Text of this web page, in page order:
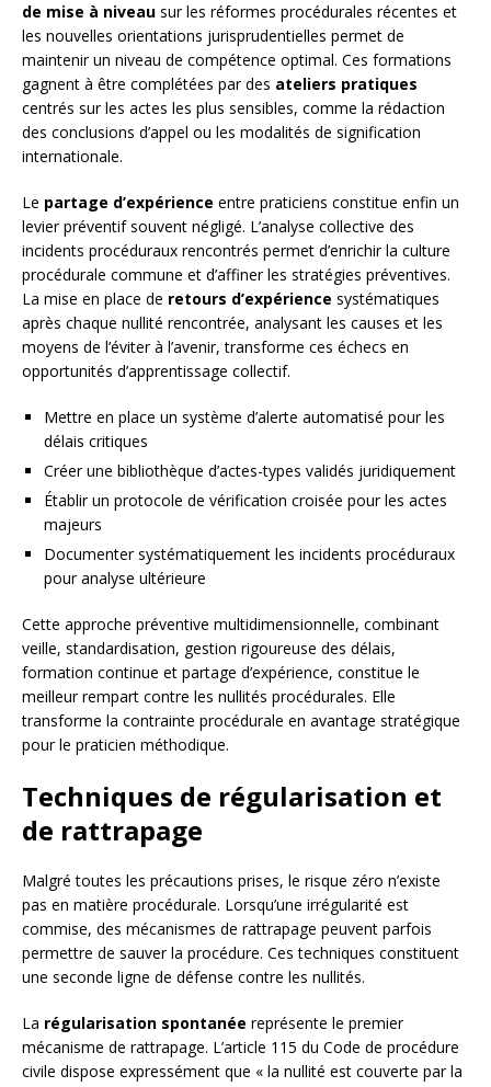
de mise à niveau sur les réformes procédurales récentes et
les nouvelles orientations jurisprudentielles permet de
maintenir un niveau de compétence optimal. Ces formations
gagnent à être complétées par des ateliers pratiques
centrés sur les actes les plus sensibles, comme la rédaction
des conclusions d’appel ou les modalités de signification
internationale.
Le partage d’expérience entre praticiens constitue enfin un
levier préventif souvent négligé. L’analyse collective des
incidents procéduraux rencontrés permet d’enrichir la culture
procédurale commune et d’affiner les stratégies préventives.
La mise en place de retours d’expérience systématiques
après chaque nullité rencontrée, analysant les causes et les
moyens de l’éviter à l’avenir, transforme ces échecs en
opportunités d’apprentissage collectif.
Mettre en place un système d’alerte automatisé pour les
délais critiques
Créer une bibliothèque d’actes-types validés juridiquement
Établir un protocole de vérification croisée pour les actes
majeurs
Documenter systématiquement les incidents procéduraux
pour analyse ultérieure
Cette approche préventive multidimensionnelle, combinant
veille, standardisation, gestion rigoureuse des délais,
formation continue et partage d’expérience, constitue le
meilleur rempart contre les nullités procédurales. Elle
transforme la contrainte procédurale en avantage stratégique
pour le praticien méthodique.
Techniques de régularisation et
de rattrapage
Malgré toutes les précautions prises, le risque zéro n’existe
pas en matière procédurale. Lorsqu’une irrégularité est
commise, des mécanismes de rattrapage peuvent parfois
permettre de sauver la procédure. Ces techniques constituent
une seconde ligne de défense contre les nullités.
La régularisation spontanée représente le premier
mécanisme de rattrapage. L’article 115 du Code de procédure
civile dispose expressément que « la nullité est couverte par la